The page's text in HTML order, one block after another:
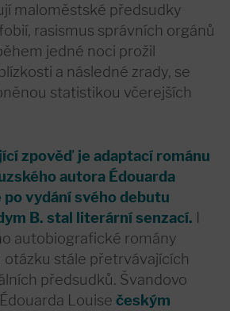
maloměstské předsudky
rasismus správních orgánů
jedné noci prožil
a následné zrady, se
statistikou včerejších
zpověď je adaptací románu
autora Édouarda
vydání svého debutu
B. stal literární senzací. I
autobiografické romány
otázku stále přetrvávajících
předsudků. Švandovo
Louisečeským